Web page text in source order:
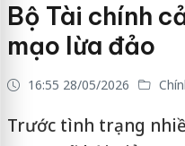
Bộ Tài chính
mạo lừa đảo
16:55 28/05/2026
Trước tình trạng